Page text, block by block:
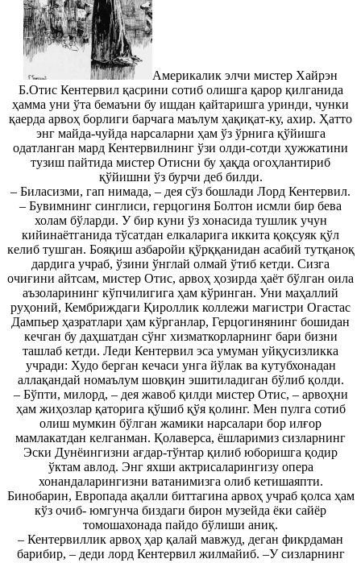
Америкалик элчи мистер Хайрэн
Б.Отис Кентервил қасрини сотиб олишга қарор қилганида
ҳамма уни ўта бемаъни бу ишдан қайтаришга уринди, чунки
қаерда арвоҳ борлиги барчага маълум ҳақиқат-ку, ахир. Ҳатто
энг майда-чуйда нарсаларни ҳам ўз ўрнига қўйишга
одатланган мард Кентервилнинг ўзи олди-сотди ҳужжатини
тузиш пайтида мистер Отисни бу ҳақда огоҳлантириб
қўйишни ўз бурчи деб билди.
– Биласизми, гап нимада, – дея сўз бошлади Лорд Кентервил.
– Бувимнинг синглиси, герцогиня Болтон исмли бир бева
холам бўларди. У бир куни ўз хонасида тушлик учун
кийинаётганида тўсатдан елкаларига иккита қоқсуяк қўл
келиб тушган. Бояқиш азбаройи қўрққанидан асабий тутқаноқ
дардига учраб, ўзини ўнглай олмай ўтиб кетди. Сизга
очиғини айтсам, мистер Отис, арвоҳ ҳозирда ҳаёт бўлган оила
аъзоларининг кўпчилигига ҳам кўринган. Уни маҳаллий
руҳоний, Кембриждаги Қироллик коллежи магистри Огастас
Дампьер ҳазратлари ҳам кўрганлар, Герцогинянинг бошидан
кечган бу даҳшатдан сўнг хизматкорларнинг бари бизни
ташлаб кетди. Леди Кентервил эса умуман уйқусизликка
учради: Худо берган кечаси унга йўлак ва кутубхонадан
аллақандай номаълум шовқин эшитиладиган бўлиб қолди.
– Бўпти, милорд, – дея жавоб қилди мистер Отис, – арвоҳни
ҳам жиҳозлар қаторига қўшиб қўя қолинг. Мен пулга сотиб
олиш мумкин бўлган жамики нарсалари бор илғор
мамлакатдан келганман. Қолаверса, ёшларимиз сизларнинг
Эски Дунёингизни ағдар-тўнтар қилиб юборишга қодир
ўктам авлод. Энг яхши актрисаларингизу опера
хонандаларингизни ватанимизга олиб кетишаяпти.
Бинобарин, Европада ақалли биттагина арвоҳ учраб қолса ҳам
кўз очиб- юмгунча биздаги бирон музейда ёки сайёр
томошахонада пайдо бўлиши аниқ.
– Кентервиллик арвоҳ ҳар қалай мавжуд, деган фикрдаман
барибир, – деди лорд Кентервил жилмайиб. –У сизларнинг